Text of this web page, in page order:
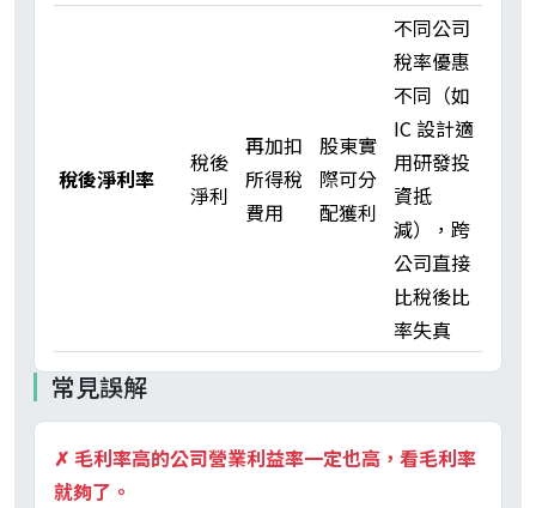
稅後淨利率
稅後
淨利
再加扣
所得稅
費用
股東實
際可分
配獲利
不同公司
稅率優惠
不同（如
IC 設計適
用研發投
資抵
減），跨
公司直接
比稅後比
率失真
常見誤解
✗ 毛利率高的公司營業利益率一定也高，看毛利率
就夠了。